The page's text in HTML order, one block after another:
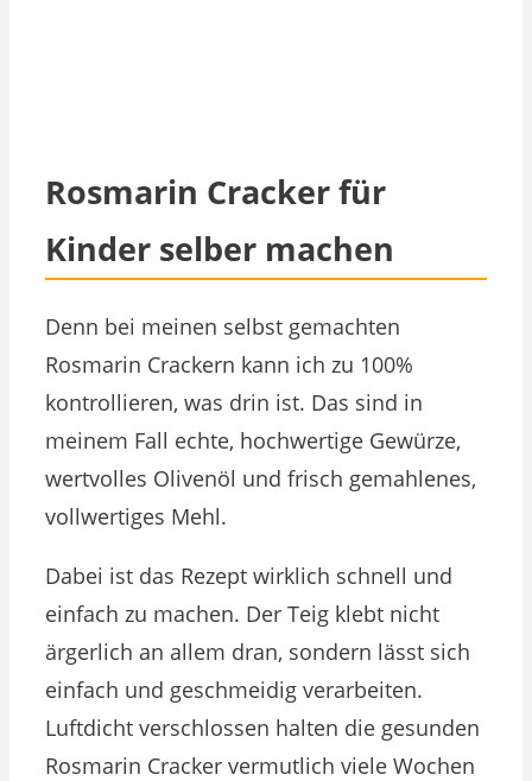
Rosmarin Cracker für
Kinder selber machen
Denn bei meinen selbst gemachten
Rosmarin Crackern kann ich zu 100%
kontrollieren, was drin ist. Das sind in
meinem Fall echte, hochwertige Gewürze,
wertvolles Olivenöl und frisch gemahlenes,
vollwertiges Mehl.
Dabei ist das Rezept wirklich schnell und
einfach zu machen. Der Teig klebt nicht
ärgerlich an allem dran, sondern lässt sich
einfach und geschmeidig verarbeiten.
Luftdicht verschlossen halten die gesunden
Rosmarin Cracker vermutlich viele Wochen